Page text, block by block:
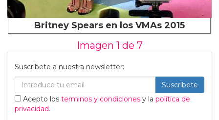
Britney Spears en los VMAs 2015
Imagen 1 de 7
Suscribete a nuestra newsletter:
Suscribete
Acepto los terminos y condiciones y la política de
privacidad.